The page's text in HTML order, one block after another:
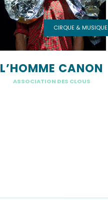
L’HOMME CANON
ASSOCIATION DES CLOUS
CIRQUE &MUSIQUE